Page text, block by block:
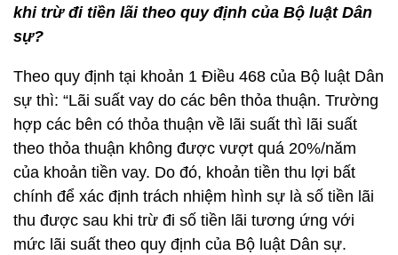
khi trừ đi tiền lãi theo quy định của Bộ luật Dân
sự?
Theo quy định tại khoản 1 Điều 468 của Bộ luật Dân
sự thì: “Lãi suất vay do các bên thỏa thuận. Trường
hợp các bên có thỏa thuận về lãi suất thì lãi suất
theo thỏa thuận không được vượt quá 20%/năm
của khoản tiền vay. Do đó, khoản tiền thu lợi bất
chính để xác định trách nhiệm hình sự là số tiền lãi
thu được sau khi trừ đi số tiền lãi tương ứng với
mức lãi suất theo quy định của Bộ luật Dân sự.